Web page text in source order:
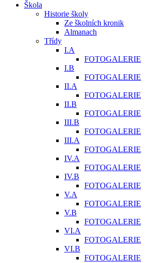
Škola
Historie školy
Ze školních kronik
Almanach
Třídy
I.A
FOTOGALERIE
I.B
FOTOGALERIE
II.A
FOTOGALERIE
II.B
FOTOGALERIE
III.B
FOTOGALERIE
III.A
FOTOGALERIE
IV.A
FOTOGALERIE
IV.B
FOTOGALERIE
V.A
FOTOGALERIE
V.B
FOTOGALERIE
VI.A
FOTOGALERIE
VI.B
FOTOGALERIE